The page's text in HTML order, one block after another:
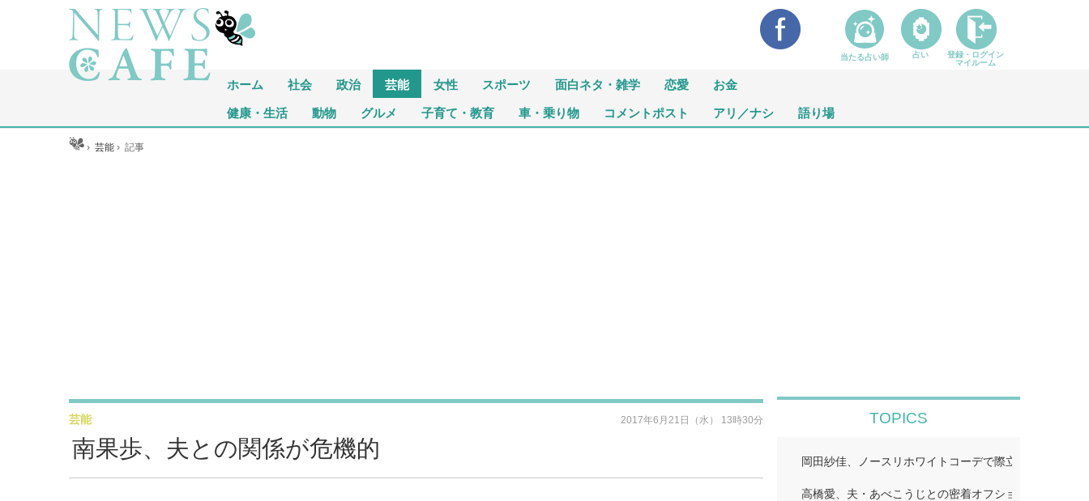
ホーム 社会 政治 芸能 女性 スポーツ 面白ネタ・雑学 恋愛 お金
健康・生活 動物 グルメ 子育て・教育 車・乗り物 コメントポスト アリ／ナシ 語り場
ホーム ›芸能 ›記事
南果歩、夫との関係が危機的
芸能 2017年6月21日（水） 13時30分 TOPICS
岡田紗佳、ノースリホワイトコーデで際立つ美スタイ
高橋愛、夫・あべこうじとの密着オフショット公開「
当たる占い師 占い
登録・ログイン
マイルーム